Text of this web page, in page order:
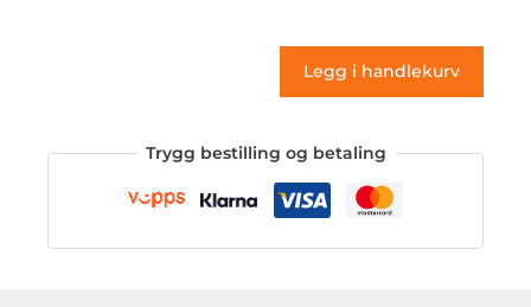
antall
Legg i handlekurv
Trygg bestilling og betaling